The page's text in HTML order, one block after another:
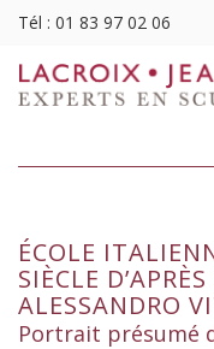
Tél : 01 83 97 02 06
ÉCOLE
SIÈCLE
ALESSANDRO
Portrait présumé